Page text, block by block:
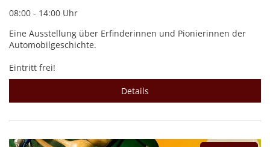
08:00 - 14:00 Uhr
Eine Ausstellung über Erfinderinnen und Pionierinnen der
Automobilgeschichte.
Eintritt frei!
Details